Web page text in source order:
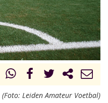
(Foto: Leiden Amateur Voetbal)